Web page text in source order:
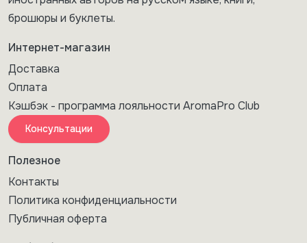
брошюры и буклеты.
Интернет-магазин
Доставка
Оплата
Кэшбэк - программа лояльности AromaPro Club
Консультации
Полезное
Контакты
Политика конфиденциальности
Публичная оферта